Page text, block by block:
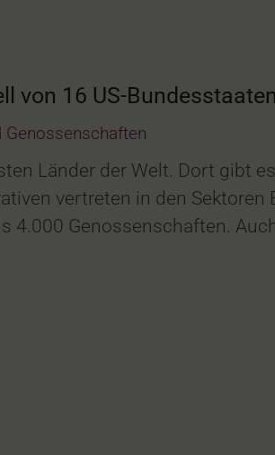
von 16 US-
Länder der Welt. Dort gibt
vertreten in den Sektoren
4.000 Genossenschaften.